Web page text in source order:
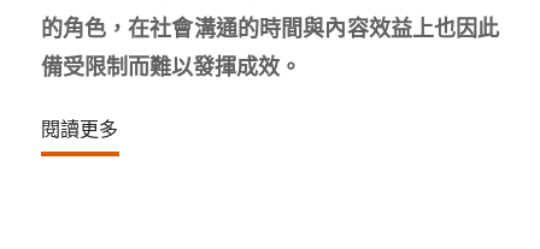
的角色，在社會溝通的時間與內容效益上也因此
備受限制而難以發揮成效。
閱讀更多